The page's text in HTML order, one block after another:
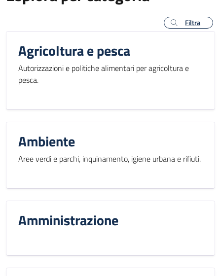
Filtra
Agricoltura e pesca
Autorizzazioni e politiche alimentari per agricoltura e
pesca.
Ambiente
Aree verdi e parchi, inquinamento, igiene urbana e rifiuti.
Amministrazione